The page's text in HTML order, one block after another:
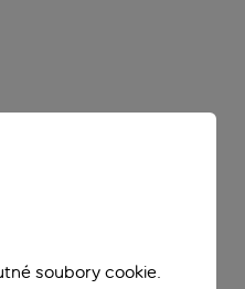
soubory cookie.